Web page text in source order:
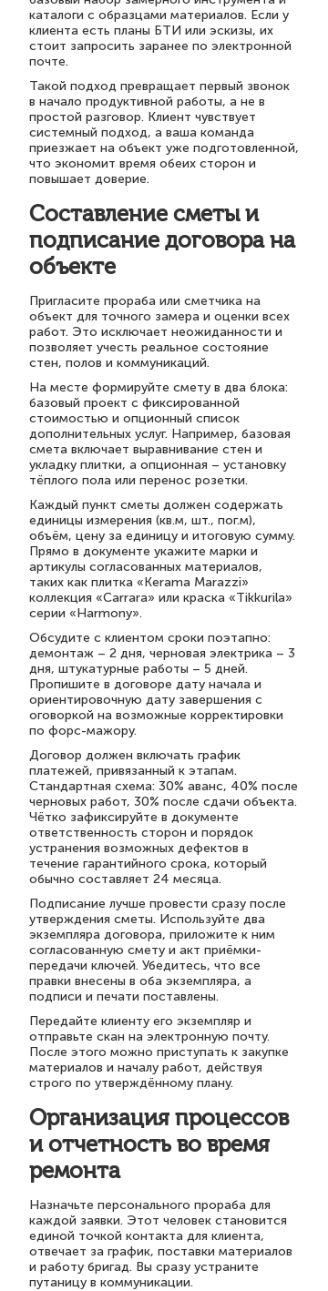
каталоги с образцами материалов. Если у
клиента есть планы БТИ или эскизы, их
стоит запросить заранее по электронной
почте.
Такой подход превращает первый звонок
в начало продуктивной работы, а не в
простой разговор. Клиент чувствует
системный подход, а ваша команда
приезжает на объект уже подготовленной,
что экономит время обеих сторон и
повышает доверие.
Составление сметы и
подписание договора на
объекте
Пригласите прораба или сметчика на
объект для точного замера и оценки всех
работ. Это исключает неожиданности и
позволяет учесть реальное состояние
стен, полов и коммуникаций.
На месте формируйте смету в два блока:
базовый проект с фиксированной
стоимостью и опционный список
дополнительных услуг. Например, базовая
смета включает выравнивание стен и
укладку плитки, а опционная – установку
тёплого пола или перенос розетки.
Каждый пункт сметы должен содержать
единицы измерения (кв.м, шт., пог.м),
объём, цену за единицу и итоговую сумму.
Прямо в документе укажите марки и
артикулы согласованных материалов,
таких как плитка «Kerama Marazzi»
коллекция «Carrara» или краска «Tikkurila»
серии «Harmony».
Обсудите с клиентом сроки поэтапно:
демонтаж – 2 дня, черновая электрика – 3
дня, штукатурные работы – 5 дней.
Пропишите в договоре дату начала и
ориентировочную дату завершения с
оговоркой на возможные корректировки
по форс-мажору.
Договор должен включать график
платежей, привязанный к этапам.
Стандартная схема: 30% аванс, 40% после
черновых работ, 30% после сдачи объекта.
Чётко зафиксируйте в документе
ответственность сторон и порядок
устранения возможных дефектов в
течение гарантийного срока, который
обычно составляет 24 месяца.
Подписание лучше провести сразу после
утверждения сметы. Используйте два
экземпляра договора, приложите к ним
согласованную смету и акт приёмки-
передачи ключей. Убедитесь, что все
правки внесены в оба экземпляра, а
подписи и печати поставлены.
Передайте клиенту его экземпляр и
отправьте скан на электронную почту.
После этого можно приступать к закупке
материалов и началу работ, действуя
строго по утверждённому плану.
Организация процессов
и отчетность во время
ремонта
Назначьте персонального прораба для
каждой заявки. Этот человек становится
единой точкой контакта для клиента,
отвечает за график, поставки материалов
и работу бригад. Вы сразу устраните
путаницу в коммуникации.